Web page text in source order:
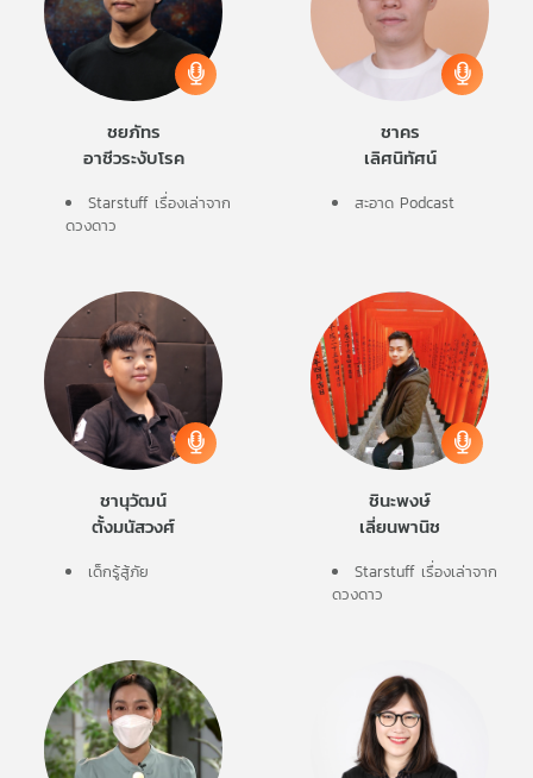
ชยภัทร
อาชีวระงับโรค
Starstuff เรื่องเล่าจาก
ดวงดาว
ชาคร
เลิศนิทัศน์
สะอาด Podcast
ชานุวัฒน์
ตั้งมนัสวงศ์
เด็กรู้สู้ภัย
ชินะพงษ์
เลี่ยนพานิช
Starstuff เรื่องเล่าจาก
ดวงดาว